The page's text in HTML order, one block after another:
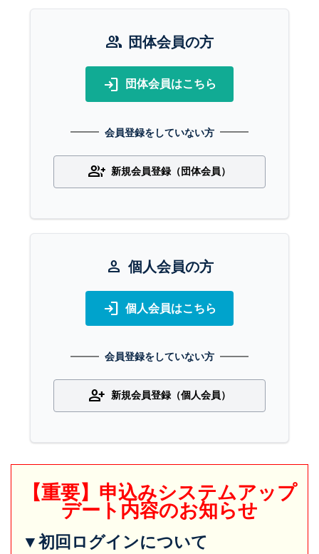
group 団体会員の方
login 団体会員はこちら
会員登録をしていない方
group_add 新規会員登録（団体会員）
person 個人会員の方
login 個人会員はこちら
会員登録をしていない方
person_add 新規会員登録（個人会員）
【重要】申込みシステムアップ
デート内容のお知らせ
▼初回ログインについて